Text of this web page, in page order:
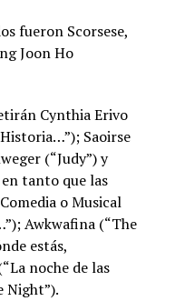
fueron Scorsese,
Joon Ho
Cynthia Erivo
Saoirse
(“Judy”) y
tanto que las
o Musical
Awkwafina (“The
estás,
noche de las
Night”).